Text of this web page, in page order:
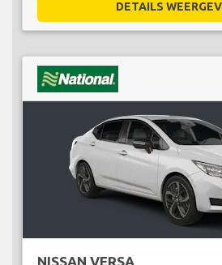
DETAILS
NISSAN VERSA